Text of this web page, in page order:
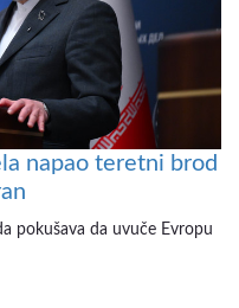
napao teretni brod
pokušava da uvuče Evropu